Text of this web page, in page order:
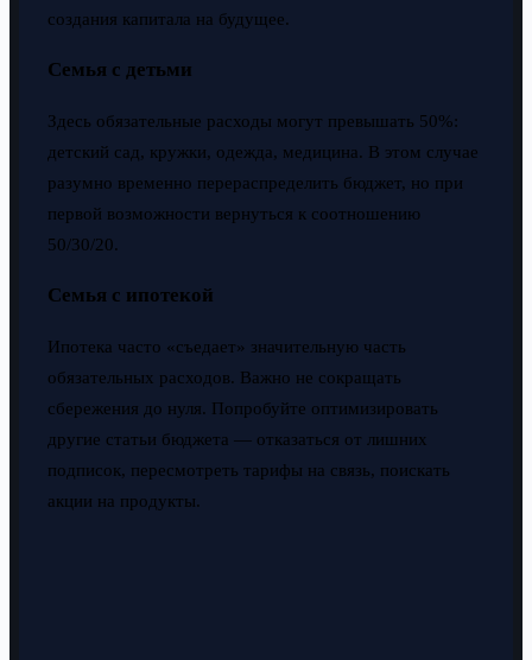
создания капитала на будущее.
Семья с детьми
Здесь обязательные расходы могут превышать 50%:
детский сад, кружки, одежда, медицина. В этом случае
разумно временно перераспределить бюджет, но при
первой возможности вернуться к соотношению
50/30/20.
Семья с ипотекой
Ипотека часто «съедает» значительную часть
обязательных расходов. Важно не сокращать
сбережения до нуля. Попробуйте оптимизировать
другие статьи бюджета — отказаться от лишних
подписок, пересмотреть тарифы на связь, поискать
акции на продукты.